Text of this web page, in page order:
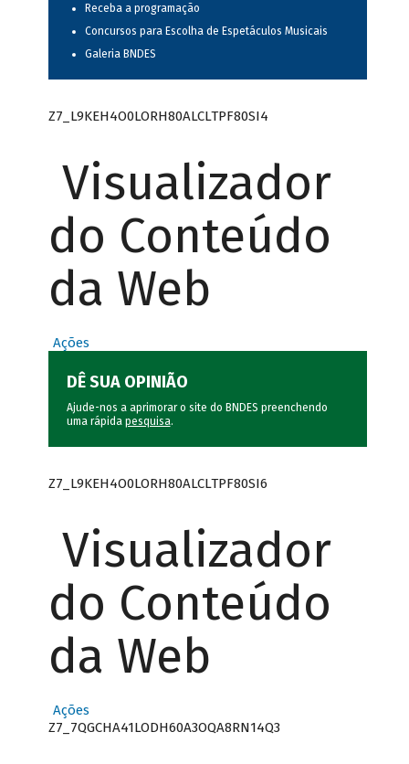
Receba a programação
Concursos para Escolha de Espetáculos Musicais
Galeria BNDES
Z7_L9KEH4O0LORH80ALCLTPF80SI4
Visualizador
do Conteúdo
da Web
Ações
DÊ SUA OPINIÃO
Ajude-nos a aprimorar o site do BNDES preenchendo
uma rápida pesquisa.
Z7_L9KEH4O0LORH80ALCLTPF80SI6
Visualizador
do Conteúdo
da Web
Ações
Z7_7QGCHA41LODH60A3OQA8RN14Q3